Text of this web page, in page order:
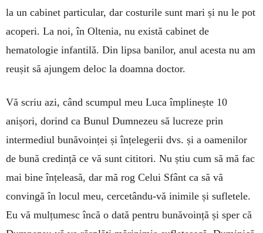
la un cabinet particular, dar costurile sunt mari și nu le pot
acoperi. La noi, în Oltenia, nu există cabinet de
hematologie infantilă. Din lipsa banilor, anul a­ces­ta nu am
reușit să ajun­gem deloc la doamna doc­tor.
Vă scriu azi, când scum­pul meu Luca îm­pli­nește 10
anișori, dorind ca Bunul Dum­ne­zeu să lucreze prin
intermediul bună­voinței și înțelege­rii dvs. și a oamenilor
de bună credință ce vă sunt citi­tori. Nu știu cum să mă fac
mai bine înțeleasă, dar mă rog Celui Sfânt ca să vă
convingă în locul meu, cercetându-vă inimile și sufletele.
Eu vă mul­țu­mesc încă o dată pentru bunăvoință și sper că